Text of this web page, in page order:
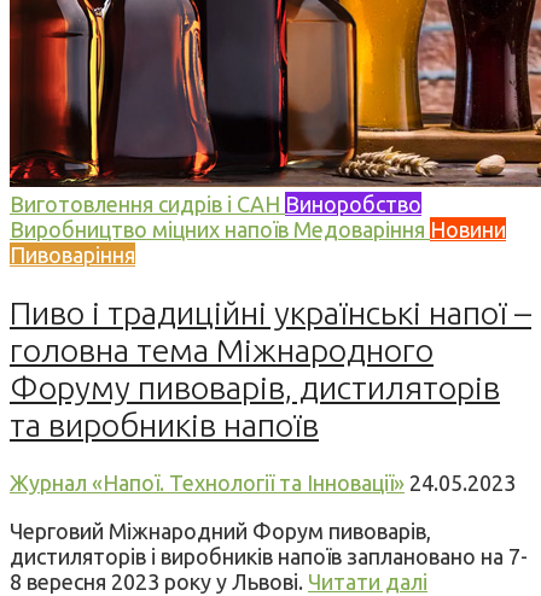
Виготовлення сидрів і САН Виноробство
Виробництво міцних напоїв Медоваріння Новини
Пивоваріння
Пиво і традиційні українські напої –
головна тема Міжнародного
Форуму пивоварів, дистиляторів
та виробників напоїв
Журнал «Напої. Технології та Інновації» 24.05.2023
Черговий Міжнародний Форум пивоварів,
дистиляторів і виробників напоїв заплановано на 7-
8 вересня 2023 року у Львові. Читати далі